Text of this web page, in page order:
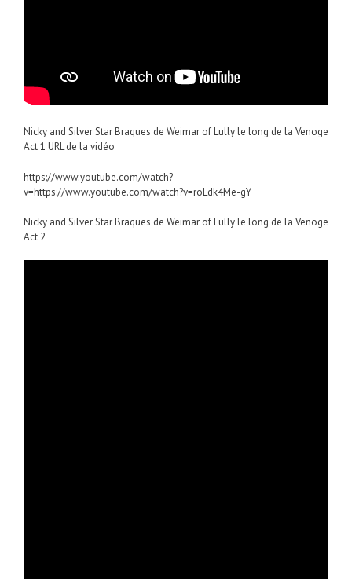
Nicky and Silver Star Braques de Weimar of Lully le long de la Venoge
Act 1 URL de la vidéo
https://www.youtube.com/watch?
v=https://www.youtube.com/watch?v=roLdk4Me-gY
Nicky and Silver Star Braques de Weimar of Lully le long de la Venoge
Act 2